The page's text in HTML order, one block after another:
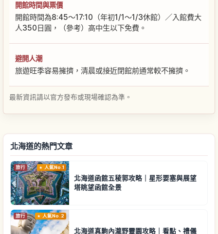
開館時間與票價
開館時間為8:45～17:10（年初1/1〜1/3休館）／入館費大
人350日圓，（參考）高中生以下免費。
避開人潮
旅遊旺季容易擁擠，清晨或接近閉館前通常較不擁擠。
最新資訊請以官方發布或現場確認為準。
北海道的熱門文章
旅行 人氣No.1
北海道函館五稜郭攻略｜星形要塞與展望
塔眺望函館全景
旅行 人氣No.2
北海道真駒內瀧野靈園攻略｜看點、禮儀